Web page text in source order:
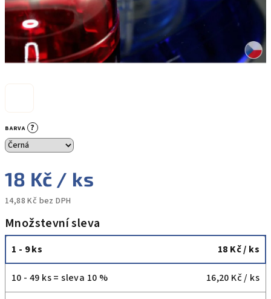
BARVA ?
18 Kč / ks
14,88 Kč bez DPH
cena:
Množstevní sleva
1 - 9 ks 18 Kč/ ks
10 - 49 ks = sleva 10 % 16,20 Kč/ ks